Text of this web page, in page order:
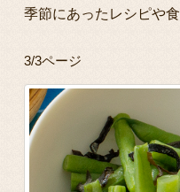
季節にあったレシピや
3/3ページ